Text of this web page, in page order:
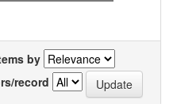
by
record